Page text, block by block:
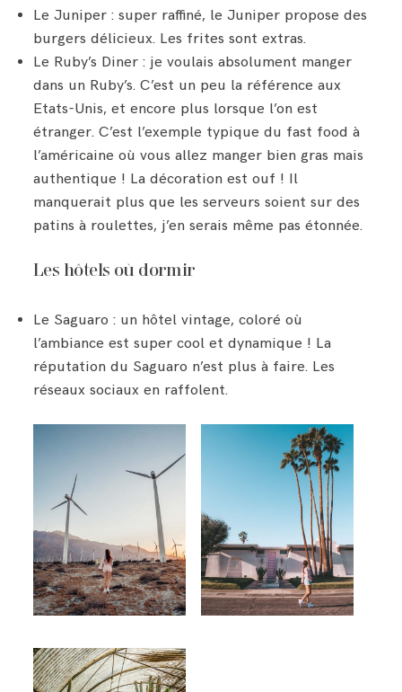
Le Juniper : super raffiné, le Juniper propose des
burgers délicieux. Les frites sont extras.
Le Ruby’s Diner : je voulais absolument manger
dans un Ruby’s. C’est un peu la référence aux
Etats-Unis, et encore plus lorsque l’on est
étranger. C’est l’exemple typique du fast food à
l’américaine où vous allez manger bien gras mais
authentique ! La décoration est ouf ! Il
manquerait plus que les serveurs soient sur des
patins à roulettes, j’en serais même pas étonnée.
Les hôtels où dormir
Le Saguaro : un hôtel vintage, coloré où
l’ambiance est super cool et dynamique ! La
réputation du Saguaro n’est plus à faire. Les
réseaux sociaux en raffolent.